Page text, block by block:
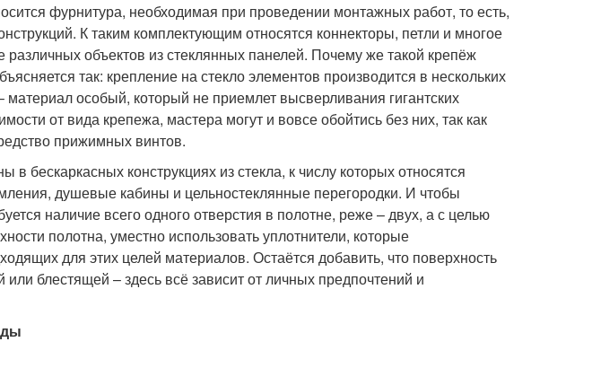
фурнитура, необходимая при проведении монтажных работ, то есть,
К таким комплектующим относятся коннекторы, петли и многое
различных объектов из стеклянных панелей. Почему же такой крепёж
так: крепление на стекло элементов производится в нескольких
материал особый, который не приемлет высверливания гигантских
от вида крепежа, мастера могут и вовсе обойтись без них, так как
прижимных винтов.
бескаркасных конструкциях из стекла, к числу которых относятся
душевые кабины и цельностеклянные перегородки. И чтобы
наличие всего одного отверстия в полотне, реже – двух, а с целью
полотна, уместно использовать уплотнители, которые
для этих целей материалов. Остаётся добавить, что поверхность
блестящей – здесь всё зависит от личных предпочтений и